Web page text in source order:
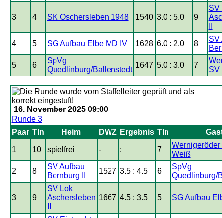
3 4 SK Oschersleben 1948 1540 3.0 : 5.0 9
SV
4 5 SG Aufbau Elbe MD IV 1628 6.0 : 2.0 8
SV
5 6
SpVg
Quedlinburg/Ballenstedt
1647 5.0 : 3.0 7
SV
16. November 2025 09:00
Runde 3
Paar Tln Heim DWZ Ergebnis Tln
1 10 spielfrei - : 7
Wernigeröder
Weiß
2 8
SV Aufbau
Bernburg II
1527 3.5 : 4.5 6
SpVg
Quedlinburg/
3 9
SV Lok
Aschersleben 1667 4.5 : 3.5 5 SG Aufbau